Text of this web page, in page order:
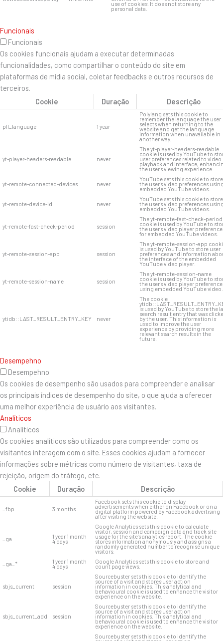
use of cookies. It does not store any
personal data.
Funcionais
Funcionais
Os cookies funcionais ajudam a executar determinadas
funcionalidades, como compartilhar o conteúdo do site em
plataformas de mídia social, coletar feedbacks e outros recursos de
terceiros.
Cookie
Duração Descrição
pll_language 1 year
Polylang sets this cookie to
remember the language the user
selects when returning to the
website and get the language
information when unavailable in
another way.
yt-player-headers-readable never
The yt-player-headers-readable
cookie is used by YouTube to
user preferences related to video
playback and interface,
the user's viewing experience.
yt-remote-connected-devices never
YouTube sets this cookie to store
the user's video preferences
embedded YouTube videos.
yt-remote-device-id never
YouTube sets this cookie to store
the user's video preferences
embedded YouTube videos.
yt-remote-fast-check-period session
The yt-remote-fast-check-period
cookie is used by YouTube to
the user's video player
for embedded YouTube videos.
yt-remote-session-app session
The yt-remote-session-app
is used by YouTube to store user
preferences and information
the interface of the embedded
YouTube video player.
yt-remote-session-name session
The yt-remote-session-name
cookie is used by YouTube to
the user's video player
using embedded YouTube video.
ytidb::LAST_RESULT_ENTRY_KEY never
The cookie
is used by YouTube to store the
search result entry that was
by the user. This information is
used to improve the user
experience by providing more
relevant search results in the
future.
Desempehno
Desempehno
Os cookies de desempenho são usados ​​para compreender e analisar
os principais índices de desempenho do site, o que ajuda a oferecer
uma melhor experiência de usuário aos visitantes.
Analíticos
Analíticos
Os cookies analíticos são utilizados para compreender como os
visitantes interagem com o site. Esses cookies ajudam a fornecer
informações sobre métricas como número de visitantes, taxa de
rejeição, origem do tráfego, etc.
Cookie
Duração Descrição
_fbp 3 months
Facebook sets this cookie to display
advertisements when either on Facebook or on a
digital platform powered by Facebook advertising
after visiting the website.
_ga 1 year 1 month
4 days
Google Analytics sets this cookie to calculate
visitor, session and campaign data and track site
usage for the site's analytics report. The cookie
stores information anonymously and assigns a
randomly generated number to recognise unique
visitors.
_ga_*
1 year 1 month
4 days
Google Analytics sets this cookie to store and
count page views.
sbjs_current session
Sourcebuster sets this cookie to identify the
source of a visit and stores user action
information in cookies. This analytical and
behavioural cookie is used to enhance the visitor
experience on the website.
sbjs_current_add session
Sourcebuster sets this cookie to identify the
source of a visit and stores user action
information in cookies. This analytical and
behavioural cookie is used to enhance the visitor
experience on the website.
Sourcebuster sets this cookie to identify the